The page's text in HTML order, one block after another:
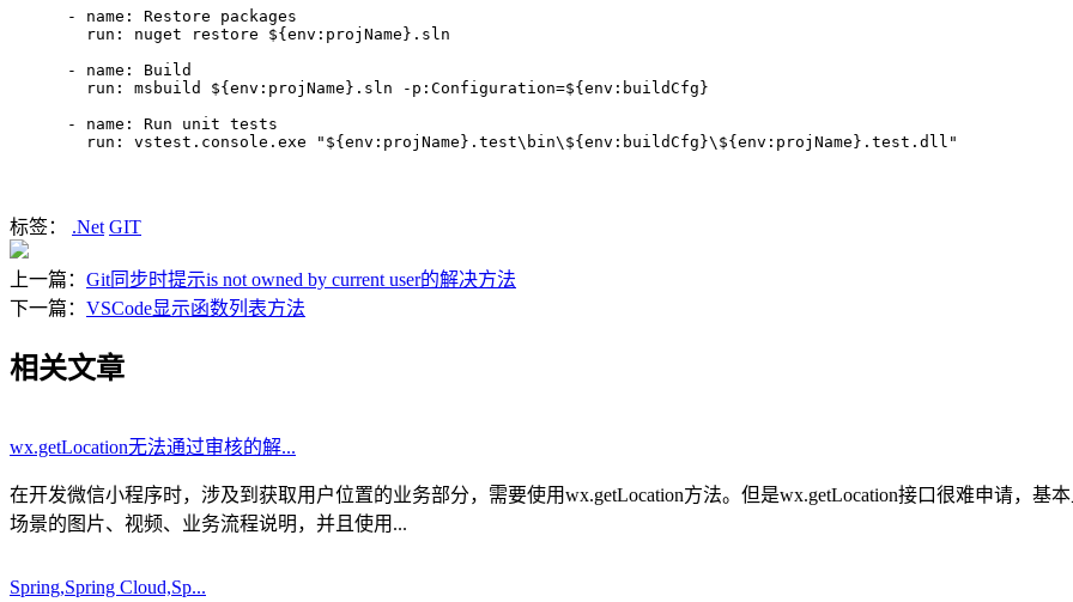
- name: Restore packages
run: nuget restore ${env:projName}.sln
- name: Build
run: msbuild ${env:projName}.sln -p:Configuration=${env:buildCfg}
- name: Run unit tests
run: vstest.console.exe "${env:projName}.test\bin\${env:buildCfg}\${env:projName}.test.dll"
标签： .Net GIT
上一篇： Git同步时提示is not owned by current user的解决方法
下一篇： VSCode显示函数列表方法
相关文章
wx.getLocation无法通过审核的解...
在开发微信小程序时，涉及到获取用户位置的业务部分，需要使用wx.getLocation方法。但是wx.getLocation接口很难申请，基
场景的图片、视频、业务流程说明，并且使用...
Spring,Spring Cloud,Sp...